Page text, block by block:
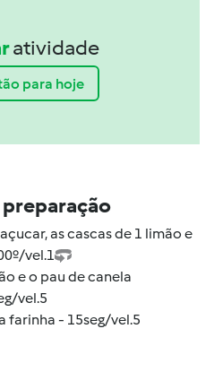
atividade
para hoje
as cascas de 1 limão e
vel.1
e o pau de canela
vel.5
farinha - 15seg/vel.5